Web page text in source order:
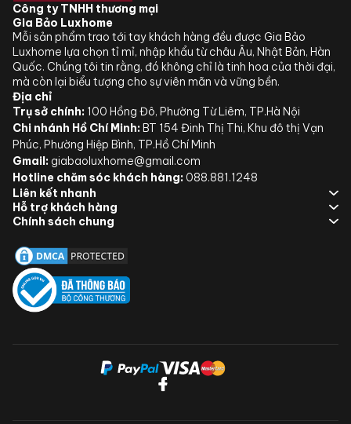
Công ty TNHH thương mại
Gia Bảo Luxhome
Mỗi sản phẩm trao tới tay khách hàng đều được Gia Bảo
Luxhome lựa chọn tỉ mỉ, nhập khẩu từ châu Âu, Nhật Bản, Hàn
Quốc. Chúng tôi tin rằng, đó không chỉ là tinh hoa của thời đại,
mà còn lại biểu tượng cho sự viên mãn và vững bền.
Địa chỉ
Trụ sở chính: 100 Hồng Đô, Phường Từ Liêm, TP.Hà Nội
Chi nhánh Hồ Chí Minh: BT 154 Đinh Thị Thi, Khu đô thị Vạn
Phúc, Phường Hiệp Bình, TP.Hồ Chí Minh
Gmail: giabaoluxhome@gmail.com
Hotline chăm sóc khách hàng: 088.881.1248
Liên kết nhanh
Hỗ trợ khách hàng
Chính sách chung